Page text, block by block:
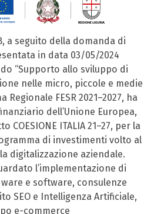
a seguito della domanda di
in data 03/05/2024
“Supporto allo sviluppo di
nelle micro, piccole e medie
Regionale FESR 2021–2027, ha
dell’Unione Europea,
COESIONE ITALIA 21–27, per la
di investimenti volto al
digitalizzazione aziendale.
l’implementazione di
e software, consulenze
SEO e Intelligenza Artificiale,
e-commerce